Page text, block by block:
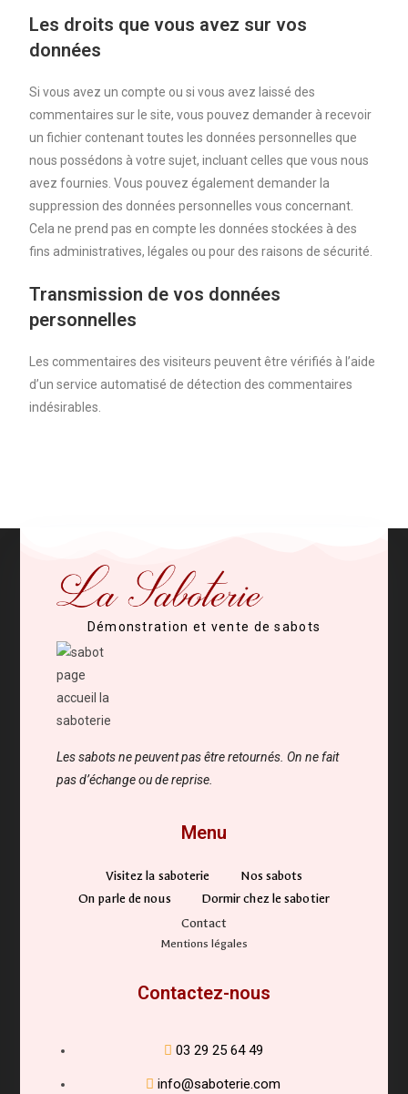
Les droits que vous avez sur vos
données
Si vous avez un compte ou si vous avez laissé des
commentaires sur le site, vous pouvez demander à recevoir
un fichier contenant toutes les données personnelles que
nous possédons à votre sujet, incluant celles que vous nous
avez fournies. Vous pouvez également demander la
suppression des données personnelles vous concernant.
Cela ne prend pas en compte les données stockées à des
fins administratives, légales ou pour des raisons de sécurité.
Transmission de vos données
personnelles
Les commentaires des visiteurs peuvent être vérifiés à l’aide
d’un service automatisé de détection des commentaires
indésirables.
Démonstration et vente de sabots
Les sabots ne peuvent pas être retournés. On ne fait
pas d’échange ou de reprise.
Menu
Visitez la saboterie
Nos sabots
On parle de nous
Dormir chez le sabotier
Contact
Mentions légales
Contactez-nous
03 29 25 64 49
info@saboterie.com